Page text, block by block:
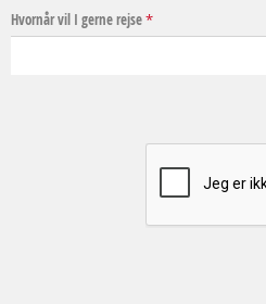
Hvornår vil I gerne rejse*